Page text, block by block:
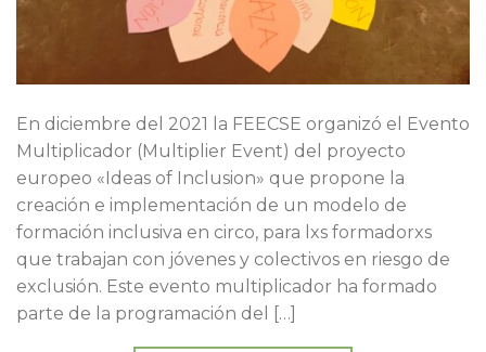
En diciembre del 2021 la FEECSE organizó el Evento
Multiplicador (Multiplier Event) del proyecto
europeo «Ideas of Inclusion» que propone la
creación e implementación de un modelo de
formación inclusiva en circo, para lxs formadorxs
que trabajan con jóvenes y colectivos en riesgo de
exclusión. Este evento multiplicador ha formado
parte de la programación del […]